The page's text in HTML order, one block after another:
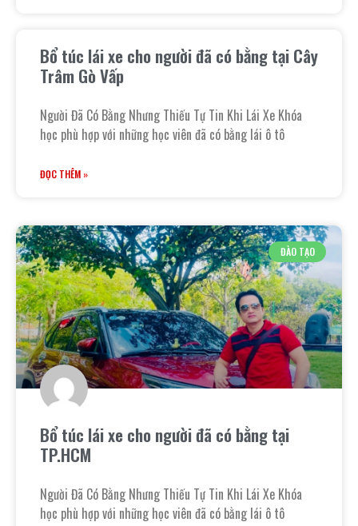
Bổ túc lái xe cho người đã có bằng tại Cây
Trâm Gò Vấp
Người Đã Có Bằng Nhưng Thiếu Tự Tin Khi Lái Xe Khóa
học phù hợp với những học viên đã có bằng lái ô tô
ĐỌC THÊM »
ĐÀO TẠO
Bổ túc lái xe cho người đã có bằng tại
TP.HCM
Người Đã Có Bằng Nhưng Thiếu Tự Tin Khi Lái Xe Khóa
học phù hợp với những học viên đã có bằng lái ô tô